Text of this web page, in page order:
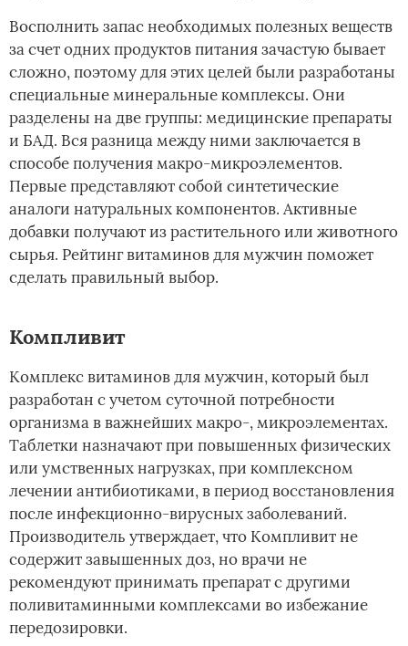
Восполнить запас необходимых полезных веществ
за счет одних продуктов питания зачастую бывает
сложно, поэтому для этих целей были разработаны
специальные минеральные комплексы. Они
разделены на две группы: медицинские препараты
и БАД. Вся разница между ними заключается в
способе получения макро-микроэлементов.
Первые представляют собой синтетические
аналоги натуральных компонентов. Активные
добавки получают из растительного или животного
сырья. Рейтинг витаминов для мужчин поможет
сделать правильный выбор.
Компливит
Комплекс витаминов для мужчин, который был
разработан с учетом суточной потребности
организма в важнейших макро-, микроэлементах.
Таблетки назначают при повышенных физических
или умственных нагрузках, при комплексном
лечении антибиотиками, в период восстановления
после инфекционно-вирусных заболеваний.
Производитель утверждает, что Компливит не
содержит завышенных доз, но врачи не
рекомендуют принимать препарат с другими
поливитаминными комплексами во избежание
передозировки.